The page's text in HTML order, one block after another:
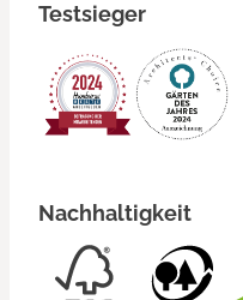
Testsieger
Nachhaltigkeit